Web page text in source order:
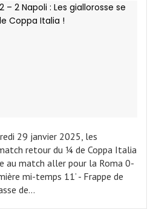
29 janvier 2025, les
retour du ¼ de Coppa Italia
au match aller pour la Roma 0-
mi-temps 11’ - Frappe de
de…